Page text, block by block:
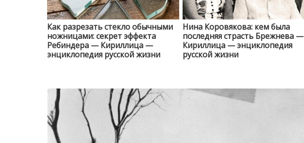
Как разрезать стекло обычными
ножницами: секрет эффекта
Ребиндера — Кириллица —
энциклопедия русской жизни
Нина Коровякова: кем была
последняя страсть Брежнева —
Кириллица — энциклопедия
русской жизни